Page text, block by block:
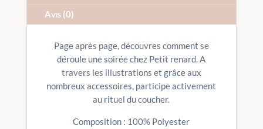
Avis (0)
Page après page, découvres comment se
déroule une soirée chez Petit renard. A
travers les illustrations et grâce aux
nombreux accessoires, participe activement
au rituel du coucher.
Composition : 100% Polyester